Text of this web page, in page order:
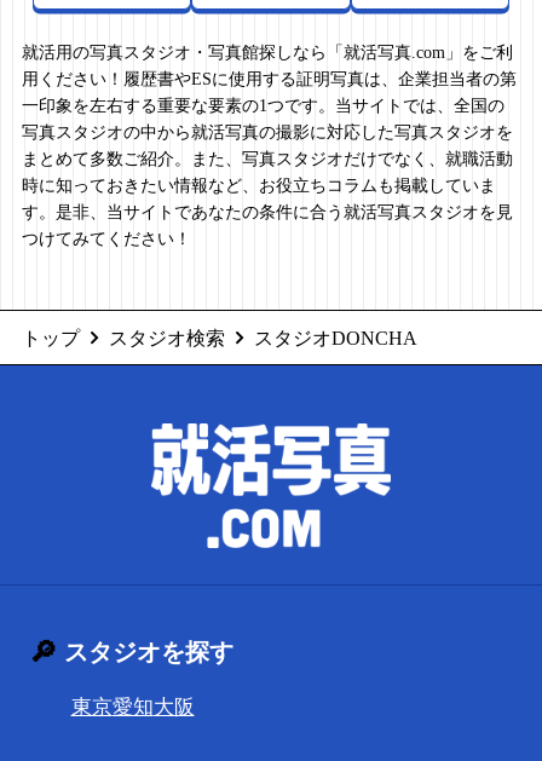
就活用の写真スタジオ・写真館探しなら「就活写真.com」をご利
用ください！履歴書やESに使用する証明写真は、企業担当者の第
一印象を左右する重要な要素の1つです。当サイトでは、全国の
写真スタジオの中から就活写真の撮影に対応した写真スタジオを
まとめて多数ご紹介。また、写真スタジオだけでなく、就職活動
時に知っておきたい情報など、お役立ちコラムも掲載していま
す。是非、当サイトであなたの条件に合う就活写真スタジオを見
つけてみてください！
トップ スタジオ検索 スタジオDONCHA
🔎 スタジオを探す
東京愛知大阪